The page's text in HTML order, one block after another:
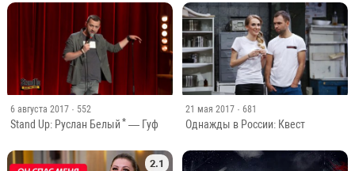
6 августа 2017 · 552
Stand Up: Руслан Белый *— Гуф
21 мая 2017 · 681
Однажды в России: Квест
2.1